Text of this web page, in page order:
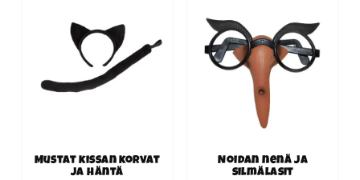
Mustat kissan korvat
ja häntä
Noidan nenä ja
silmälasit